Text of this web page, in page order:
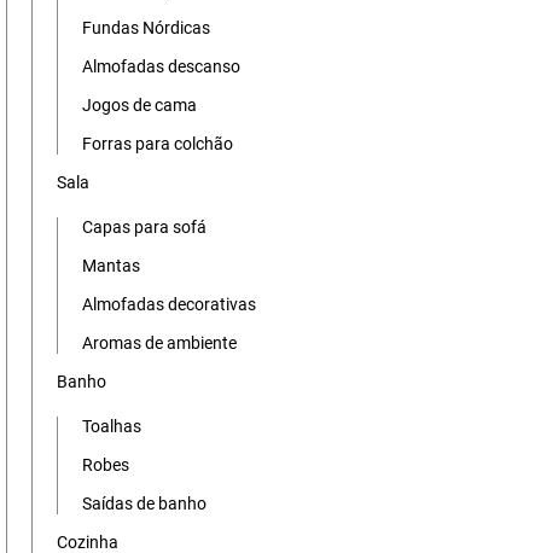
Fundas Nórdicas
Almofadas descanso
Jogos de cama
Forras para colchão
Sala
Capas para sofá
Mantas
Almofadas decorativas
Aromas de ambiente
Banho
Toalhas
Robes
Saídas de banho
Cozinha